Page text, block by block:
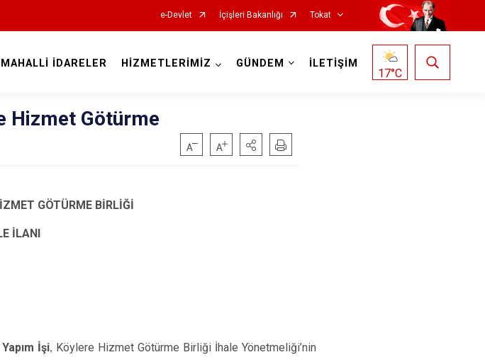
e-Devlet İçişleri Bakanlığı Tokat
Pazar
MAHALLİ İDARELER HİZMETLERİMİZ GÜNDEM İLETİŞİM
17°C
Hizmet Götürme
GÖTÜRME BİRLİĞİ
İLANI
Yapım İşi Köylere Hizmet Götürme Birliği İhale Yönetmeliği’nin